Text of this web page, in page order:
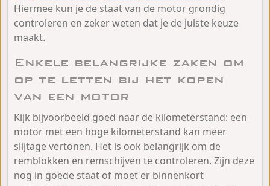
Hiermee kun je de staat van de motor grondig
controleren en zeker weten dat je de juiste keuze
maakt.
Enkele belangrijke zaken om
op te letten bij het kopen
van een motor
Kijk bijvoorbeeld goed naar de kilometerstand: een
motor met een hoge kilometerstand kan meer
slijtage vertonen. Het is ook belangrijk om de
remblokken en remschijven te controleren. Zijn deze
nog in goede staat of moet er binnenkort